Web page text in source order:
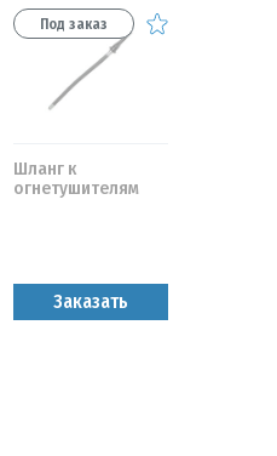
Под заказ
Шланг к
огнетушителям
Заказать